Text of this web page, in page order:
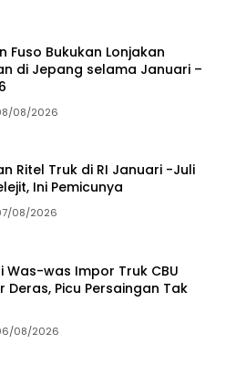
Fuso Bukukan Lonjakan
di Jepang selama Januari –
08/2026
Ritel Truk di RI Januari -Juli
Ini Pemicunya
08/2026
Was-was Impor Truk CBU
Deras, Picu Persaingan Tak
08/2026